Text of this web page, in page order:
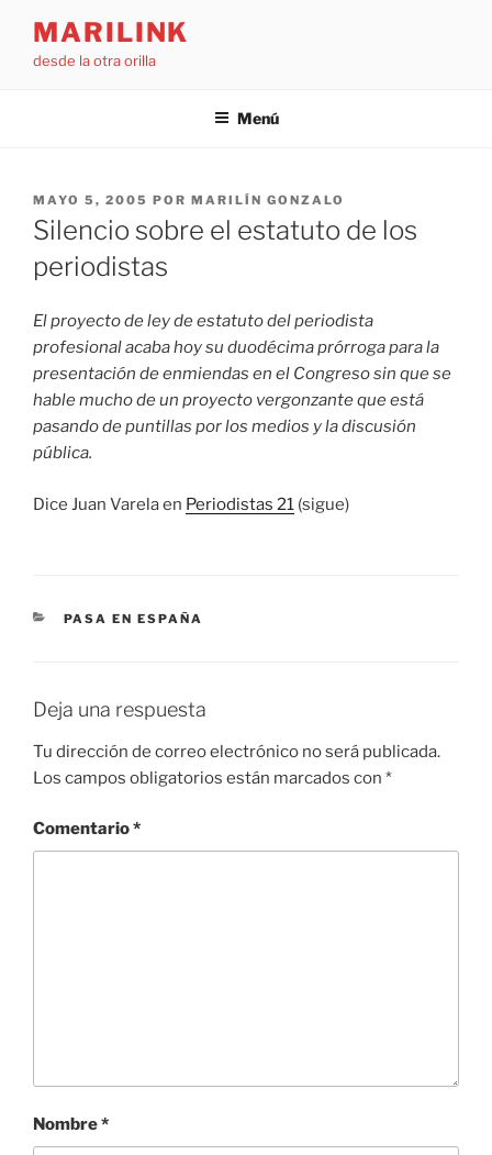
contenido
MARILINK
desde la otra orilla
Menú
PUBLICADO
EL
MAYO 5, 2005 POR MARILÍN GONZALO
Silencio sobre el estatuto de los
periodistas
El proyecto de ley de estatuto del periodista
profesional acaba hoy su duodécima prórroga para la
presentación de enmiendas en el Congreso sin que se
hable mucho de un proyecto vergonzante que está
pasando de puntillas por los medios y la discusión
pública.
Dice Juan Varela en Periodistas 21 (sigue)
CATEGORÍAS
PASA EN ESPAÑA
Deja una respuesta
Tu dirección de correo electrónico no será publicada.
Los campos obligatorios están marcados con *
Comentario*
Nombre*